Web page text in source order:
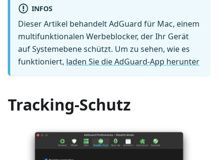
INFOS
Dieser Artikel behandelt AdGuard für Mac, einem
multifunktionalen Werbeblocker, der Ihr Gerät
auf Systemebene schützt. Um zu sehen, wie es
funktioniert, laden Sie die AdGuard-App herunter
Tracking-Schutz